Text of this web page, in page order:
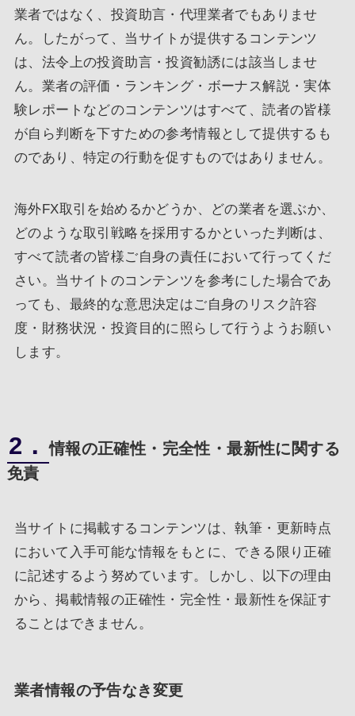
業者ではなく、投資助言・代理業者でもありませ
ん。したがって、当サイトが提供するコンテンツ
は、法令上の投資助言・投資勧誘には該当しませ
ん。業者の評価・ランキング・ボーナス解説・実体
験レポートなどのコンテンツはすべて、読者の皆様
が自ら判断を下すための参考情報として提供するも
のであり、特定の行動を促すものではありません。
海外FX取引を始めるかどうか、どの業者を選ぶか、
どのような取引戦略を採用するかといった判断は、
すべて読者の皆様ご自身の責任において行ってくだ
さい。当サイトのコンテンツを参考にした場合であ
っても、最終的な意思決定はご自身のリスク許容
度・財務状況・投資目的に照らして行うようお願い
します。
2．
情報の正確性・完全性・最新性に関する
免責
当サイトに掲載するコンテンツは、執筆・更新時点
において入手可能な情報をもとに、できる限り正確
に記述するよう努めています。しかし、以下の理由
から、掲載情報の正確性・完全性・最新性を保証す
ることはできません。
業者情報の予告なき変更